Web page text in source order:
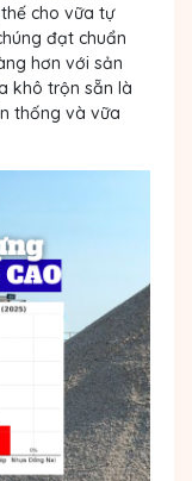
cho vữa tự
đạt chuẩn
hơn với sản
khô trộn sẵn là
thống và vữa